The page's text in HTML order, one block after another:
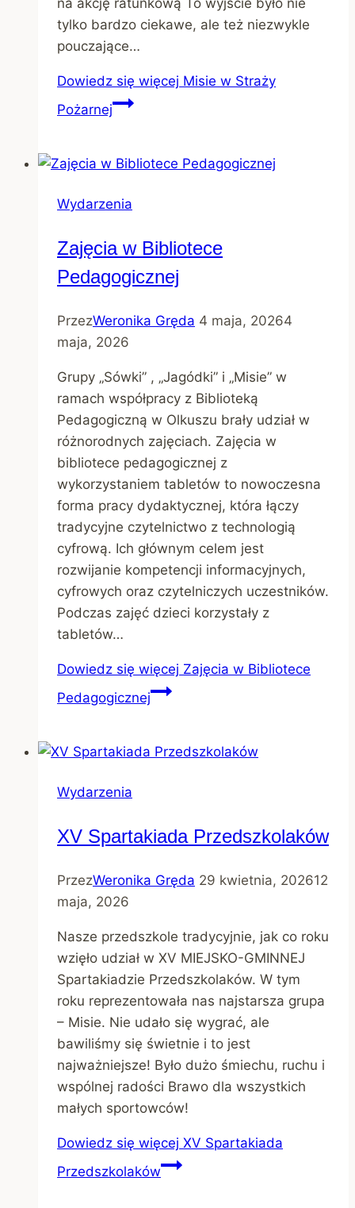
na akcję ratunkową To wyjście było nie
tylko bardzo ciekawe, ale też niezwykle
pouczające…
Dowiedz się więcej Misie w Straży
Pożarnej
Wydarzenia
Zajęcia w Bibliotece
Pedagogicznej
PrzezWeronika Gręda 4 maja, 20264
maja, 2026
Grupy „Sówki” , „Jagódki” i „Misie” w
ramach współpracy z Biblioteką
Pedagogiczną w Olkuszu brały udział w
różnorodnych zajęciach. Zajęcia w
bibliotece pedagogicznej z
wykorzystaniem tabletów to nowoczesna
forma pracy dydaktycznej, która łączy
tradycyjne czytelnictwo z technologią
cyfrową. Ich głównym celem jest
rozwijanie kompetencji informacyjnych,
cyfrowych oraz czytelniczych uczestników.
Podczas zajęć dzieci korzystały z
tabletów…
Dowiedz się więcej Zajęcia w Bibliotece
Pedagogicznej
Wydarzenia
XV Spartakiada Przedszkolaków
PrzezWeronika Gręda 29 kwietnia, 202612
maja, 2026
Nasze przedszkole tradycyjnie, jak co roku
wzięło udział w XV MIEJSKO-GMINNEJ
Spartakiadzie Przedszkolaków. W tym
roku reprezentowała nas najstarsza grupa
– Misie. Nie udało się wygrać, ale
bawiliśmy się świetnie i to jest
najważniejsze! Było dużo śmiechu, ruchu i
wspólnej radości Brawo dla wszystkich
małych sportowców!
Dowiedz się więcej XV Spartakiada
Przedszkolaków